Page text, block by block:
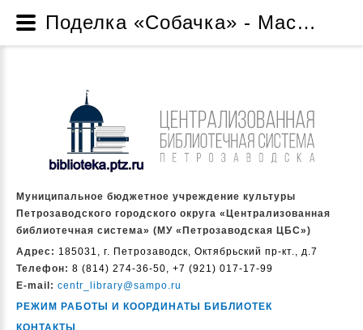
Муниципальное бюджетное учреждение культуры
Петрозаводского городского округа «Централизованная
библиотечная система» (МУ «Петрозаводская ЦБС»)
Адрес: 185031, г. Петрозаводск, Октябрьский пр-кт., д.7
Телефон: 8 (814) 274-36-50, +7 (921) 017-17-99
E-mail: centr_library@sampo.ru
РЕЖИМ РАБОТЫ И КООРДИНАТЫ БИБЛИОТЕК
КОНТАКТЫ
Поделка «Собачка» - Мастер-классы - Библиотеки предлагают - Читателям - Муниципальное бюджетное учреждение культуры Петрозаводского городского округа «Централизованная библиотечная система» (МУ «Петрозаводская ЦБС»)